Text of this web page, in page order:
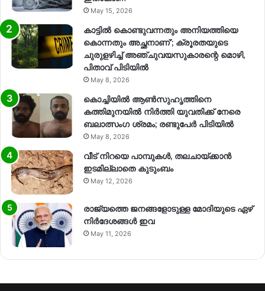
May 15, 2026
കാട്ടിൽ കൊണ്ടുവന്നതും അനിയത്തിയെ
കൊന്നതും അച്ഛനാണ്’; ക്രൂരതയുടെ
ചുരുളഴിച്ച് അഞ്ചുവയസുകാരന്റെ മൊഴി,
പിതാവ് പിടിയിൽ
May 8, 2026
കൊച്ചിയിൽ ആൺസുഹൃത്തിനെ
കത്തിമുനയിൽ നിർത്തി യുവതിക്ക് നേരെ
ബലാത്സംഗ​ ശ്രമം; രണ്ടുപേർ പിടിയിൽ
May 8, 2026
വീട് നിറയെ പാമ്പുകൾ, തലചായ്ക്കാൻ
ഇടമില്ലാതെ കുടുംബം
May 12, 2026
രാജ്യത്തെ ജനങ്ങളോടുള്ള മോദിയുടെ ഏഴ്
നിര്‍ദേശങ്ങള്‍ ഇവ
May 11, 2026